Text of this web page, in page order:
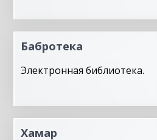
Бабротека
Электронная библиотека.
Хамар